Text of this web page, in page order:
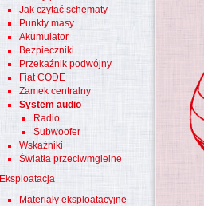
Jak czytać schematy
Punkty masy
Akumulator
Bezpieczniki
Przekaźnik podwójny
Fiat CODE
Zamek centralny
System audio
Radio
Subwoofer
Wskaźniki
Światła przeciwmgielne
Eksploatacja
Materiały eksploatacyjne